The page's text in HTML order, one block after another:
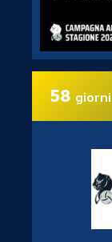
58 giorni